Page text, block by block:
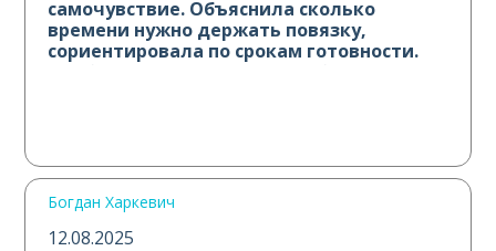
самочувствие. Объяснила сколько
времени нужно держать повязку,
сориентировала по срокам готовности.
Богдан Харкевич
12.08.2025